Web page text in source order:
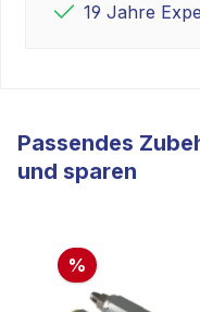
19 Jahre
Passendes
und sparen
%